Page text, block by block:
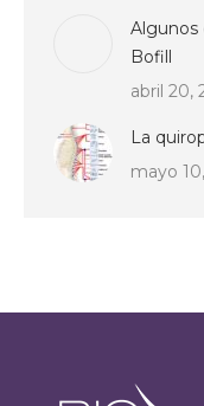
Algunos
Bofill
abril 20,
La
mayo